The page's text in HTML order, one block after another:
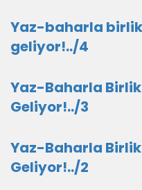
Yaz-baharla
geliyor!../4
Yaz-Baharla
Geliyor!../3
Yaz-Baharla
Geliyor!../2